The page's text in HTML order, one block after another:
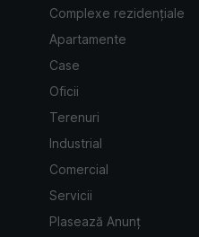
Complexe rezidențiale
Apartamente
Case
Oficii
Terenuri
Industrial
Comercial
Servicii
Plasează Anunț